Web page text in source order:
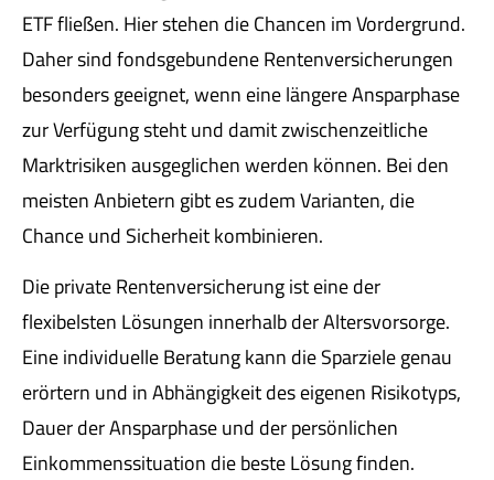
ETF fließen. Hier stehen die Chancen im Vordergrund.
Daher sind fondsgebundene Rentenversicherungen
besonders geeignet, wenn eine längere Ansparphase
zur Verfügung steht und damit zwischenzeitliche
Marktrisiken ausgeglichen werden können. Bei den
meisten Anbietern gibt es zudem Varianten, die
Chance und Sicherheit kombinieren.
Die private Rentenversicherung ist eine der
flexibelsten Lösungen innerhalb der Alters­vorsorge.
Eine individuelle Beratung kann die Sparziele genau
erörtern und in Abhängigkeit des eigenen Risikotyps,
Dauer der Ansparphase und der persönlichen
Einkommenssituation die beste Lösung finden.